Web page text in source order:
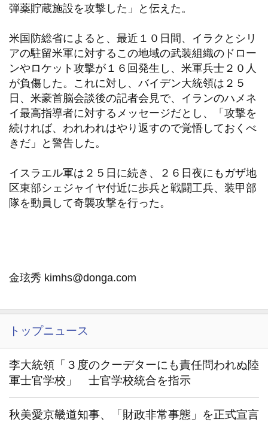
弾薬貯蔵施設を攻撃した」と伝えた。
米国防総省によると、最近１０日間、イラクとシリ
アの駐留米軍に対するこの地域の武装組織のドロー
ンやロケット攻撃が１６回発生し、米軍兵士２０人
が負傷した。これに対し、バイデン大統領は２５
日、米豪首脳会談後の記者会見で、イランのハメネ
イ最高指導者に対するメッセージだとし、「攻撃を
続ければ、われわれはやり返すので覚悟しておくべ
きだ」と警告した。
イスラエル軍は２５日に続き、２６日夜にもガザ地
区東部シェジャイヤ付近に歩兵と戦闘工兵、装甲部
隊を動員して奇襲攻撃を行った。
金玹秀 kimhs@donga.com
トップニュース
李大統領「３度のクーデターにも責任問われぬ陸
軍士官学校」 士官学校統合を指示
秋美愛京畿道知事、「財政非常事態」を正式宣言